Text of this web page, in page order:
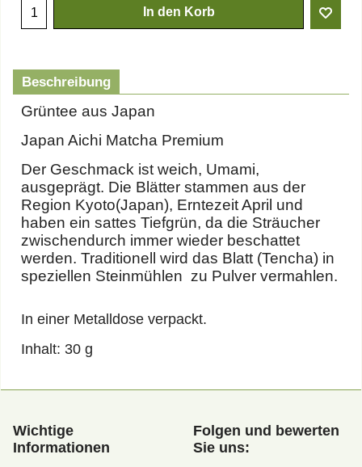
In den Korb
Beschreibung
Grüntee aus Japan
Japan Aichi Matcha Premium
Der Geschmack ist weich, Umami,
ausgeprägt. Die Blätter stammen aus der
Region Kyoto(Japan), Erntezeit April und
haben ein sattes Tiefgrün, da die Sträucher
zwischendurch immer wieder beschattet
werden. Traditionell wird das Blatt (Tencha) in
speziellen Steinmühlen zu Pulver vermahlen.
In einer Metalldose verpackt.
Inhalt: 30 g
Wichtige
Informationen
Folgen und bewerten
Sie uns: